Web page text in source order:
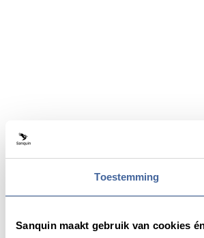
Toestemming
Sanquin maakt gebruik van cookies